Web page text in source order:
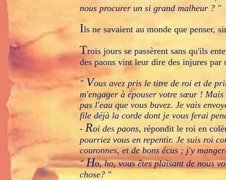
nous procurer un si grand malheur ? "
Ils ne savaient au monde que penser,
Trois jours se passèrent sans qu'ils
des paons vint leur dire des injures par
" Vous avez pris le titre de roi et de
m'engager à épouser votre sœur ! Mais
pas l'eau que vous buvez. Je vais
file déjà la corde dont je vous ferai
- Roi des paons, répondit le roi en
pourriez vous en repentir. Je suis roi
couronnes, et de bons écus ; j'y
"Ho, ho, vous êtes plaisant de nous
chose? "